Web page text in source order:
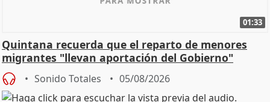
01:33
Quintana recuerda que el reparto de menores
migrantes "llevan aportación del Gobierno"
central
Sonido Totales 05/08/2026